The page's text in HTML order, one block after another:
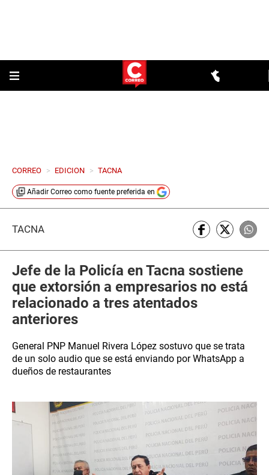
CORREO > EDICION > TACNA
Añadir Correo como fuente preferida en
TACNA
Jefe de la Policía en Tacna sostiene
que extorsión a empresarios no está
relacionado a tres atentados
anteriores
General PNP Manuel Rivera López sostuvo que se trata
de un solo audio que se está enviando por WhatsApp a
dueños de restaurantes